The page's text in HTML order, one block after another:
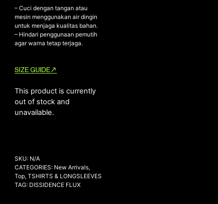
TERMS AND CONDITIONS
CONTACT
– Cuci dengan tangan atau
mesin menggunakan air dingin
untuk menjaga kualitas bahan.
– Hindari penggunaan pemutih
agar warna tetap terjaga.
SIZE GUIDE
This product is currently
out of stock and
unavailable.
SKU: N/A
CATEGORIES: New Arrivals,
Top, TSHIRTS & LONGSLEEVES
TAG: DISSIDENCE FLUX